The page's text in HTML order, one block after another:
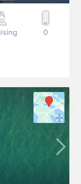
0